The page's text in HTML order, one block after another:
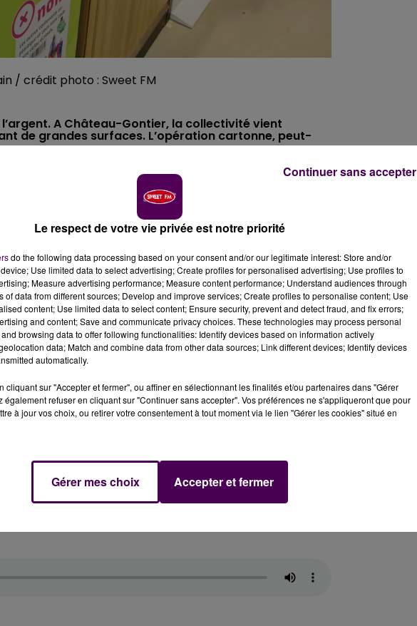
/ crédit photo : Sweet FM
A Château-Gontier, la collectivité vient
de grandes surfaces. L’opération cartonne, peut-
d’eau ou de jus de fruit,on repart avec un bon
dans laquelle la machine est installée. C’est le
y a quelques moispar le Pays de Château-Gontierdans
sac contenant 80 bouteilles."Ça me fera 1 euro
chez U Express et Intermarché, l’opération est un
Jean-Loup Avet, responsable du service Trilogic au
le sac plusieurs fois par jour"
rapporte-t-il. Et en
Le respect de votre vie privée est notre priorité
do the following data processing based on your consent and/or our legitimate interest: Store and/or
Use limited data to select advertising; Create profiles for personalised advertising; Use profiles to
Measure advertising performance; Measure content performance; Understand audiences through
of data from different sources; Develop and improve services; Create profiles to personalise content; Use
content; Use limited data to select content; Ensure security, prevent and detect fraud, and fix errors;
and content; Save and communicate privacy choices. These technologies may process personal
browsing data to offer following functionalities: Identify devices based on information actively
data; Match and combine data from other data sources; Link different devices; Identify devices
automatically.
cliquant sur "Accepter et fermer", ou affiner en sélectionnant les finalités et/ou partenaires dans "Gérer
également refuser en cliquant sur "Continuer sans accepter". Vos préférences ne s'appliqueront que pour
à jour vos choix, ou retirer votre consentement à tout moment via le lien "Gérer les cookies" situé en
Gérer mes choix Accepter et fermer
Continuer sans accepter